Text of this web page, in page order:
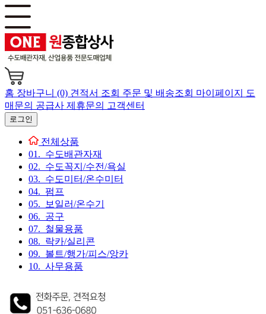
홈 장바구니 (0) 견적서 조회 주문 및 배송조회 마이페이지
도
매문의 공급사 제휴문의 고객센터
로그인
전체상품
01. 수도배관자재
02. 수도꼭지/수전/욕실
03. 수도미터/온수미터
04. 펌프
05. 보일러/온수기
06. 공구
07. 철물용품
08. 락카/실리콘
09. 볼트/행가/피스/앙카
10. 사무용품